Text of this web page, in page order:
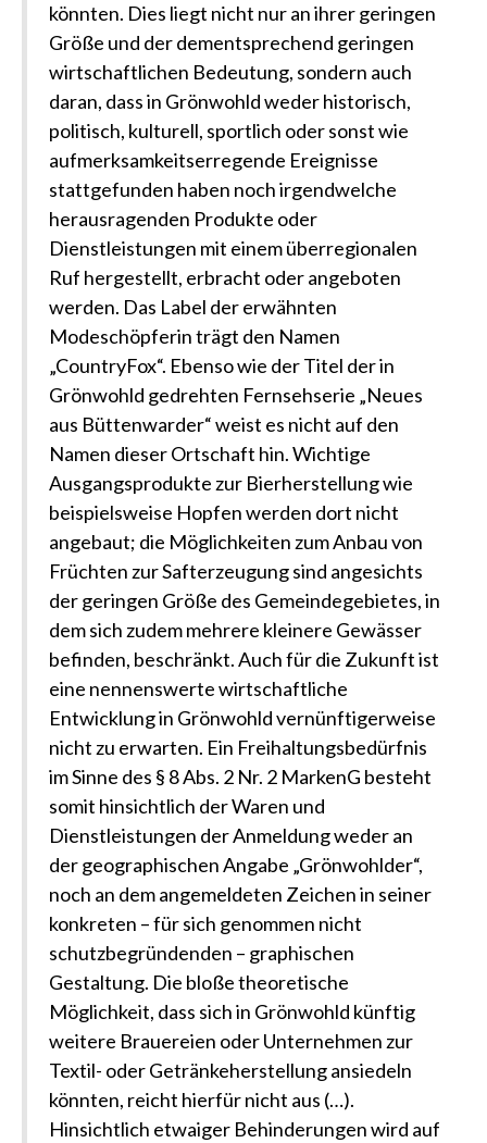
könnten. Dies liegt nicht nur an ihrer geringen
Größe und der dementsprechend geringen
wirtschaftlichen Bedeutung, sondern auch
daran, dass in Grönwohld weder historisch,
politisch, kulturell, sportlich oder sonst wie
aufmerksamkeitserregende Ereignisse
stattgefunden haben noch irgendwelche
herausragenden Produkte oder
Dienstleistungen mit einem überregionalen
Ruf hergestellt, erbracht oder angeboten
werden. Das Label der erwähnten
Modeschöpferin trägt den Namen
„CountryFox“. Ebenso wie der Titel der in
Grönwohld gedrehten Fernsehserie „Neues
aus Büttenwarder“ weist es nicht auf den
Namen dieser Ortschaft hin. Wichtige
Ausgangsprodukte zur Bierherstellung wie
beispielsweise Hopfen werden dort nicht
angebaut; die Möglichkeiten zum Anbau von
Früchten zur Safterzeugung sind angesichts
der geringen Größe des Gemeindegebietes, in
dem sich zudem mehrere kleinere Gewässer
befinden, beschränkt. Auch für die Zukunft ist
eine nennenswerte wirtschaftliche
Entwicklung in Grönwohld vernünftigerweise
nicht zu erwarten. Ein Freihaltungsbedürfnis
im Sinne des § 8 Abs. 2 Nr. 2 MarkenG besteht
somit hinsichtlich der Waren und
Dienstleistungen der Anmeldung weder an
der geographischen Angabe „Grönwohlder“,
noch an dem angemeldeten Zeichen in seiner
konkreten – für sich genommen nicht
schutzbegründenden – graphischen
Gestaltung. Die bloße theoretische
Möglichkeit, dass sich in Grönwohld künftig
weitere Brauereien oder Unternehmen zur
Textil- oder Getränkeherstellung ansiedeln
könnten, reicht hierfür nicht aus (…).
Hinsichtlich etwaiger Behinderungen wird auf